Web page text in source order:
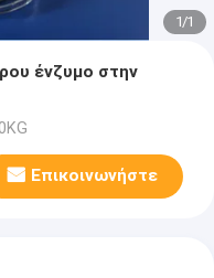
1/1
ένζυμο στην
Επικοινωνήστε